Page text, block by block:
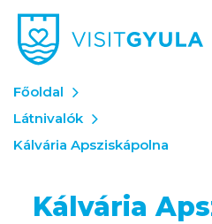
Főoldal
Látnivalók
Kálvária Apsziskápolna
Kálvária